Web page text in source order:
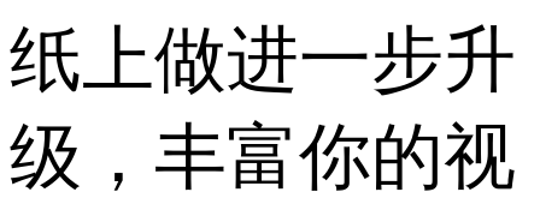
纸上做进一步升
级，丰富你的视